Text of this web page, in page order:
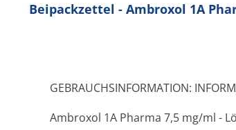
Beipackzettel - Ambroxol 1A
GEBRAUCHSINFORMATION:
Ambroxol 1A Pharma 7,5 mg/ml -